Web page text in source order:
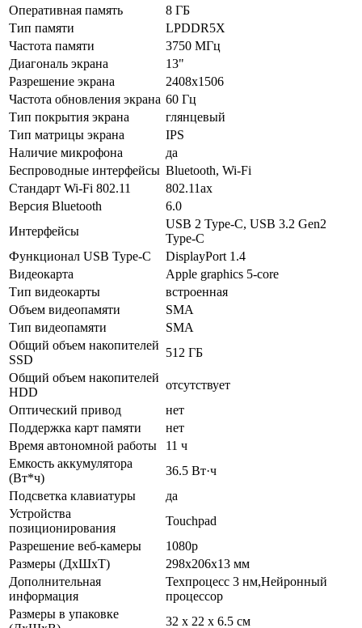
Оперативная память
8 ГБ
Тип памяти
LPDDR5X
Частота памяти
3750 МГц
Диагональ экрана
13"
Разрешение экрана
2408x1506
Частота обновления экрана 60 Гц
Тип покрытия экрана
глянцевый
Тип матрицы экрана
IPS
Наличие микрофона
да
Беспроводные интерфейсы Bluetooth, Wi-Fi
Стандарт Wi-Fi 802.11
802.11ax
Версия Bluetooth
6.0
Интерфейсы
USB 2 Type-С, USB 3.2 Gen2
Type-С
Функционал USB Type-C
DisplayPort 1.4
Видеокарта
Apple graphics 5-core
Тип видеокарты
встроенная
Объем видеопамяти
SMA
Тип видеопамяти
SMA
Общий объем накопителей
SSD
512 ГБ
Общий объем накопителей
HDD
отсутствует
Оптический привод
нет
Поддержка карт памяти
нет
Время автономной работы
11 ч
Емкость аккумулятора
(Вт*ч)
36.5 Вт·ч
Подсветка клавиатуры
да
Устройства
позиционирования
Touchpad
Разрешение веб-камеры
1080p
Размеры (ДхШхТ)
298x206x13 мм
Дополнительная
информация
Техпроцесс 3 нм,Нейронный
процессор
Размеры в упаковке
32 x 22 x 6.5 см